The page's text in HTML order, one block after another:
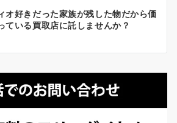
オ好きだった家族が残した物だから価
ている買取店に託しませんか？